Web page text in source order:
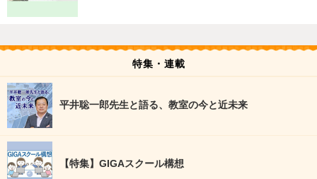
特集・連載
平井聡一郎先生と語る、教室の今と近未来
【特集】GIGAスクール構想